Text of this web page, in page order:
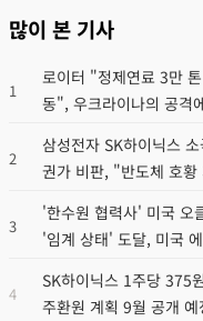
많이 본 기사
1
로이터 "정제연료 3만
동", 우크라이나의 공격
2
삼성전자 SK하이닉스
권가 비판, "반도체 호황
3
'한수원 협력사' 미국 오
'임계 상태' 도달, 미국
4
SK하이닉스 1주당 375
주환원 계획 9월 공개 예